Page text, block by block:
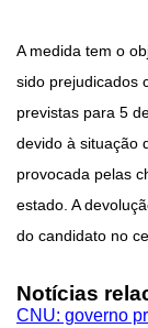
A medida tem o
sido prejudicados
previstas para 5
devido à situação
provocada pelas
estado. A
do candidato no
Notícias
CNU: governo